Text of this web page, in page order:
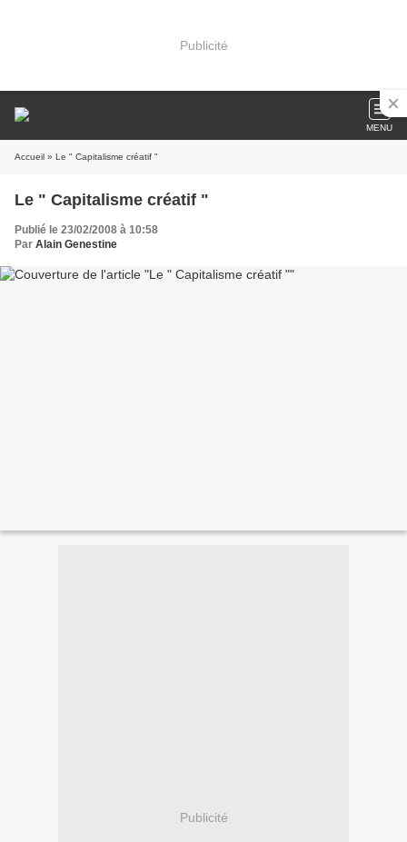
Publicité
MENU
Accueil » Le " Capitalisme créatif "
Le " Capitalisme créatif "
Publié le 23/02/2008 à 10:58
Par Alain Genestine
Publicité